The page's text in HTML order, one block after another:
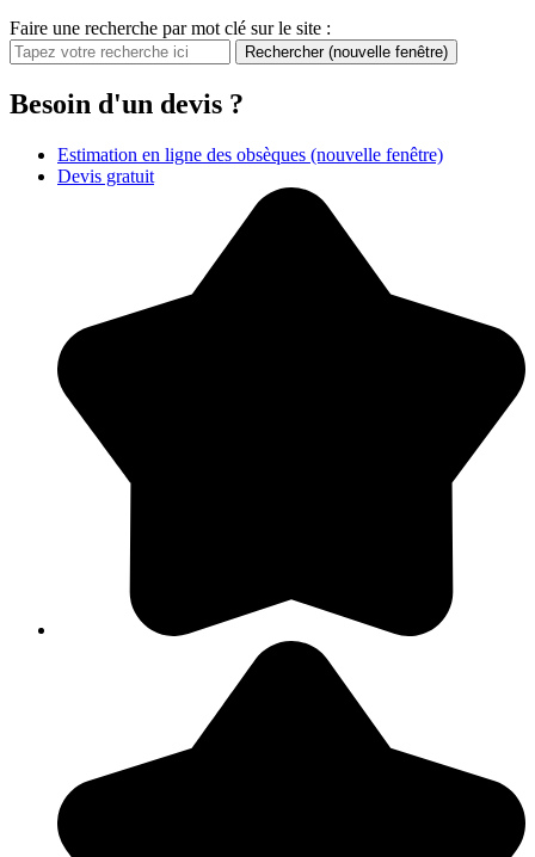
Faire une recherche par mot clé sur le site :
Rechercher (nouvelle fenêtre)
Besoin d'un devis ?
Estimation en ligne des obsèques (nouvelle fenêtre)
Devis gratuit